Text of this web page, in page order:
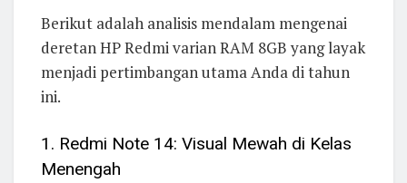
Berikut adalah analisis mendalam mengenai
deretan HP Redmi varian RAM 8GB yang layak
menjadi pertimbangan utama Anda di tahun
ini.
1. Redmi Note 14: Visual Mewah di Kelas
Menengah